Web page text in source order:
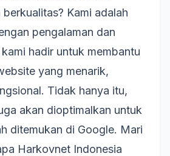
Kami adalah
pengalaman dan
hadir untuk membantu
yang menarik,
Tidak hanya itu,
akan dioptimalkan untuk
ditemukan di Google. Mari
Harkovnet Indonesia